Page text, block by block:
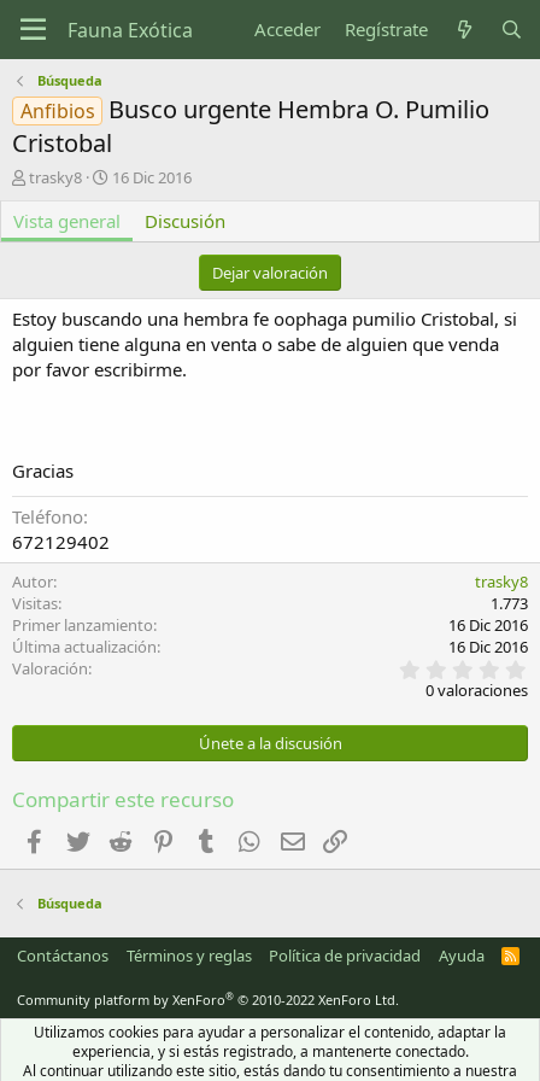
Acceder Regístrate
Búsqueda
Anfibios
Busco urgente Hembra O. Pumilio
Cristobal
A
t
o
trasky8
F
c
h
c
r
e
16 Dic 2016
Vista general Discusión
Dejar valoración
Estoy buscando una hembra fe oophaga pumilio Cristobal, si
alguien tiene alguna en venta o sabe de alguien que venda
por favor escribirme.
Gracias
Teléfono
672129402
Autor
trasky8
Visitas
1.773
Primer lanzamiento
16 Dic 2016
Última actualización
16 Dic 2016
Valoración
,
0
s
a
0 valoraciones
Únete a la discusión
Compartir este recurso
Facebook
Twitter Reddit PinterestTumblr WhatsApp
Email
Búsqueda
Contáctanos Términos y reglas Política de privacidad Ayuda
R
Community platform by XenForo® © 2010-2022 XenForo Ltd.
Utilizamos cookies para ayudar a personalizar el contenido, adaptar la
experiencia, y si estás registrado, a mantenerte conectado.
Al continuar utilizando este sitio, estás dando tu consentimiento a nuestra